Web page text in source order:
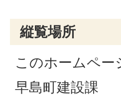
縦覧場所
このホームペ
早島町建設課